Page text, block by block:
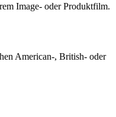
Image- oder Produktfilm.
American-, British- oder